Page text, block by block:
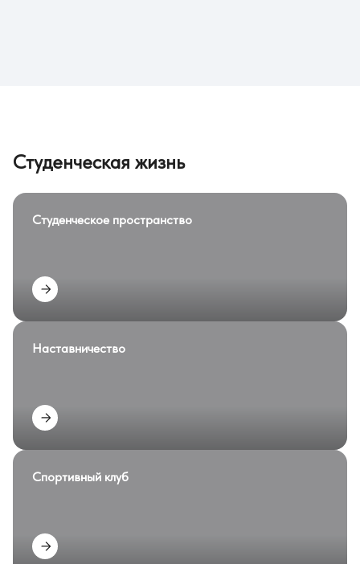
Студенческая жизнь
Студенческое пространство
Наставничество
Спортивный клуб